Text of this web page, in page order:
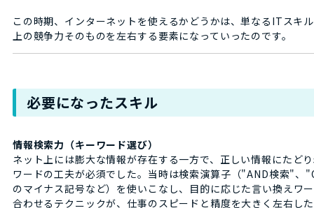
この時期、インターネットを使えるかどうかは、単なるITスキ
上の競争力そのものを左右する要素になっていったのです。
必要になったスキル
情報検索力（キーワード選び）
ネット上には膨大な情報が存在する一方で、正しい情報にたど
ワードの工夫が必須でした。当時は検索演算子（"AND検索"、
のマイナス記号など）を使いこなし、目的に応じた言い換えワ
合わせるテクニックが、仕事のスピードと精度を大きく左右し